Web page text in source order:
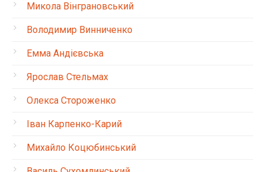
Микола Вінграновський
Володимир Винниченко
Емма Андієвська
Ярослав Стельмах
Олекса Стороженко
Іван Карпенко-Карий
Михайло Коцюбинський